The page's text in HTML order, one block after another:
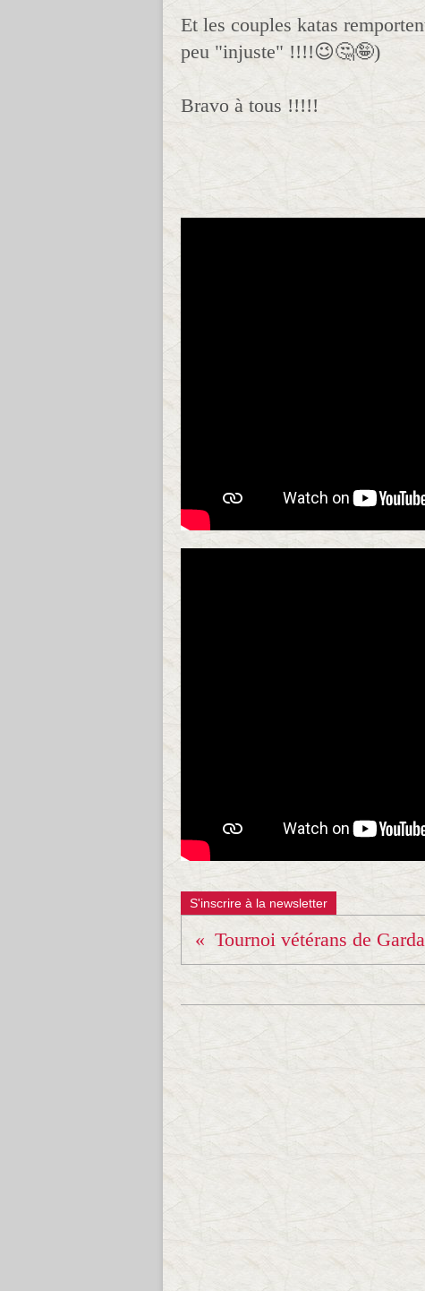
Et les couples katas
peu "injuste" !!!!😉🤔🤪)
Bravo à tous !!!!!
S'inscrire à la newsletter